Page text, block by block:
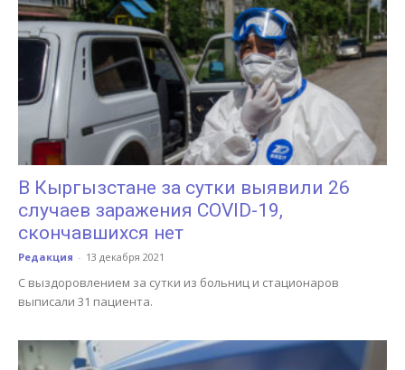
В Кыргызстане за сутки выявили 26
случаев заражения COVID-19,
скончавшихся нет
Редакция - 13 декабря 2021
С выздоровлением за сутки из больниц и стационаров
выписали 31 пациента.